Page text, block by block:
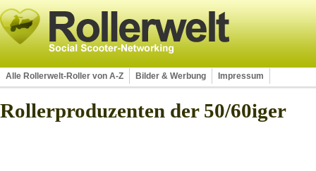
Alle Rollerwelt-Roller von A-Z Bilder & Werbung Impressum
Rollerproduzenten der 50/60iger